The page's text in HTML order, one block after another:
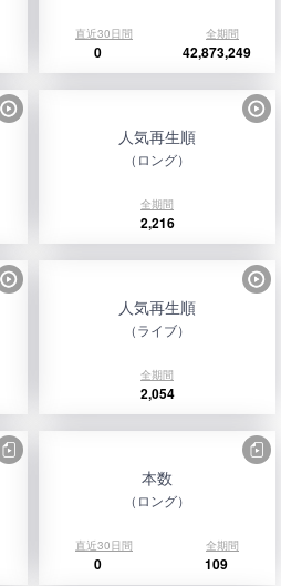
直近30日間 全期間
0 42,873,249
人気再生順
（ロング）
全期間
2,216
人気再生順
（ライブ）
全期間
2,054
本数
（ロング）
直近30日間 全期間
0 109